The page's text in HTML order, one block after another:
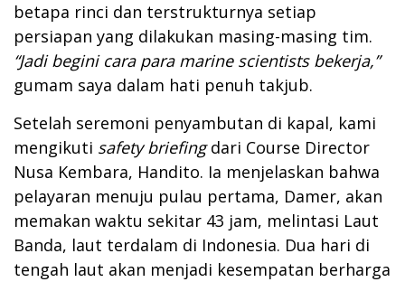
betapa rinci dan terstrukturnya setiap
persiapan yang dilakukan masing-masing tim.
“Jadi begini cara para marine scientists bekerja,”
gumam saya dalam hati penuh takjub.
Setelah seremoni penyambutan di kapal, kami
mengikuti safety briefingdari Course Director
Nusa Kembara, Handito. Ia menjelaskan bahwa
pelayaran menuju pulau pertama, Damer, akan
memakan waktu sekitar 43 jam, melintasi Laut
Banda, laut terdalam di Indonesia. Dua hari di
tengah laut akan menjadi kesempatan berharga